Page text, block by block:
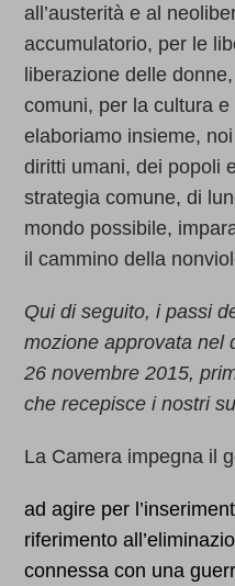
all’austerità e al
accumulatorio, per le
liberazione delle
comuni, per la cultura
elaboriamo insieme,
diritti umani, dei popoli
strategia comune, di
mondo possibile,
il cammino della
Qui di seguito, i passi
mozione approvata nel
26 novembre 2015,
che recepisce i nostri
La Camera impegna il
ad agire per
riferimento
connessa con una